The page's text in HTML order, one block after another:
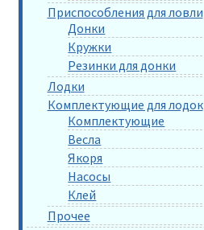
Приспособления для ловли
Донки
Кружки
Резинки для донки
Лодки
Комплектующие для лодок
Комплектующие
Весла
Якоря
Насосы
Клей
Прочее